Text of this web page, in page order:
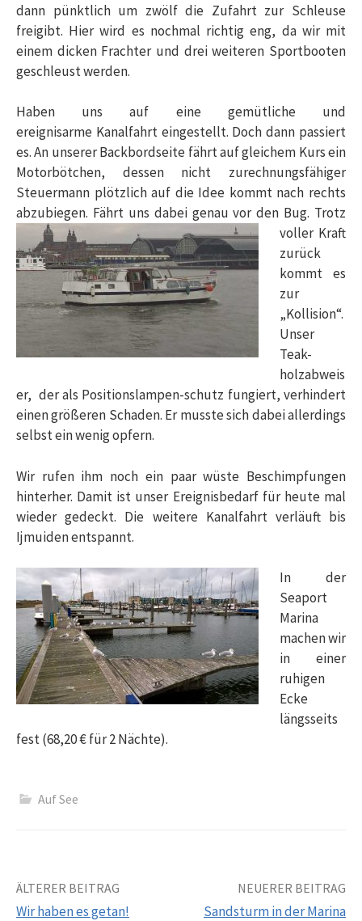
dann pünktlich um zwölf die Zufahrt zur Schleuse
freigibt. Hier wird es nochmal richtig eng, da wir mit
einem dicken Frachter und drei weiteren Sportbooten
geschleust werden.
Haben uns auf eine gemütliche und
ereignisarme Kanalfahrt eingestellt. Doch dann passiert
es. An unserer Backbordseite fährt auf gleichem Kurs ein
Motorbötchen, dessen nicht zurechnungsfähiger
Steuermann plötzlich auf die Idee kommt nach rechts
abzubiegen. Fährt uns dabei genau vor den Bug. Trotz
voller Kraft
zurück
kommt es
zur
„Kollision“.
Unser
Teak-
holzabweis
er, der als Positionslampen-schutz fungiert, verhindert
einen größeren Schaden. Er musste sich dabei allerdings
selbst ein wenig opfern.
Wir rufen ihm noch ein paar wüste Beschimpfungen
hinterher. Damit ist unser Ereignisbedarf für heute mal
wieder gedeckt. Die weitere Kanalfahrt verläuft bis
Ijmuiden entspannt.
In der
Seaport
Marina
machen wir
in einer
ruhigen
Ecke
längsseits
fest (68,20 € für 2 Nächte).
Auf See
Beitrags-
ÄLTERER BEITRAG
Wir haben es getan!
NEUERER BEITRAG
Sandsturm in der Marina